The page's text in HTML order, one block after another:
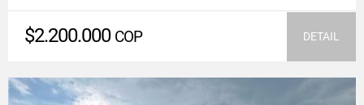
$2.200.000 COP DETAIL